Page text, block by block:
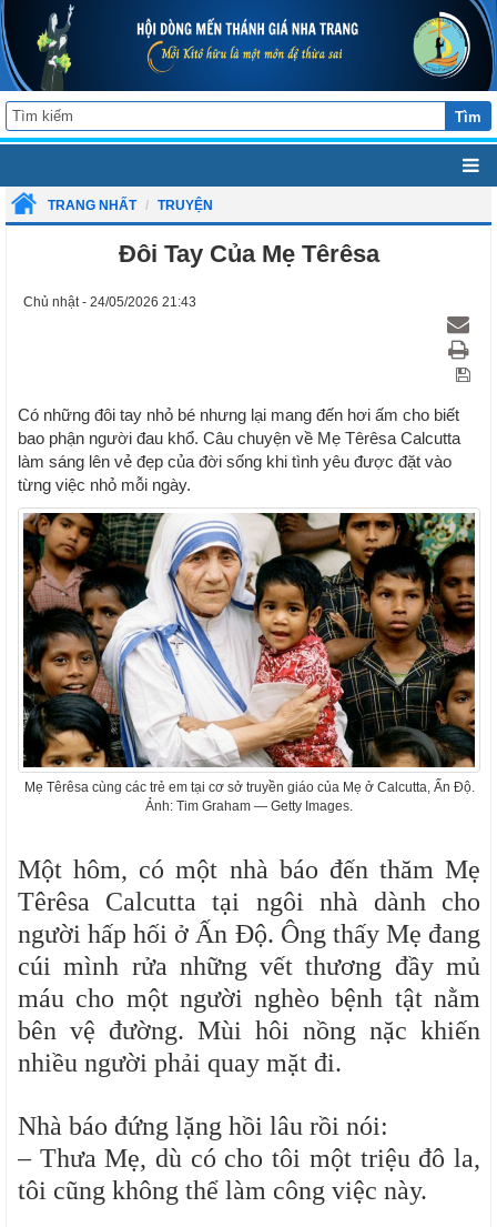
Tìm
TRANG NHẤT TRUYỆN
Đôi Tay Của Mẹ Têrêsa
Chủ nhật - 24/05/2026 21:43
Có những đôi tay nhỏ bé nhưng lại mang đến hơi ấm cho biết
bao phận người đau khổ. Câu chuyện về Mẹ Têrêsa Calcutta
làm sáng lên vẻ đẹp của đời sống khi tình yêu được đặt vào
từng việc nhỏ mỗi ngày.
Mẹ Têrêsa cùng các trẻ em tại cơ sở truyền giáo của Mẹ ở Calcutta, Ấn Độ.
Ảnh: Tim Graham — Getty Images.
Một hôm, có một nhà báo đến thăm Mẹ
Têrêsa Calcutta tại ngôi nhà dành cho
người hấp hối ở Ấn Độ. Ông thấy Mẹ đang
cúi mình rửa những vết thương đầy mủ
máu cho một người nghèo bệnh tật nằm
bên vệ đường. Mùi hôi nồng nặc khiến
nhiều người phải quay mặt đi.
Nhà báo đứng lặng hồi lâu rồi nói:
– Thưa Mẹ, dù có cho tôi một triệu đô la,
tôi cũng không thể làm công việc này.